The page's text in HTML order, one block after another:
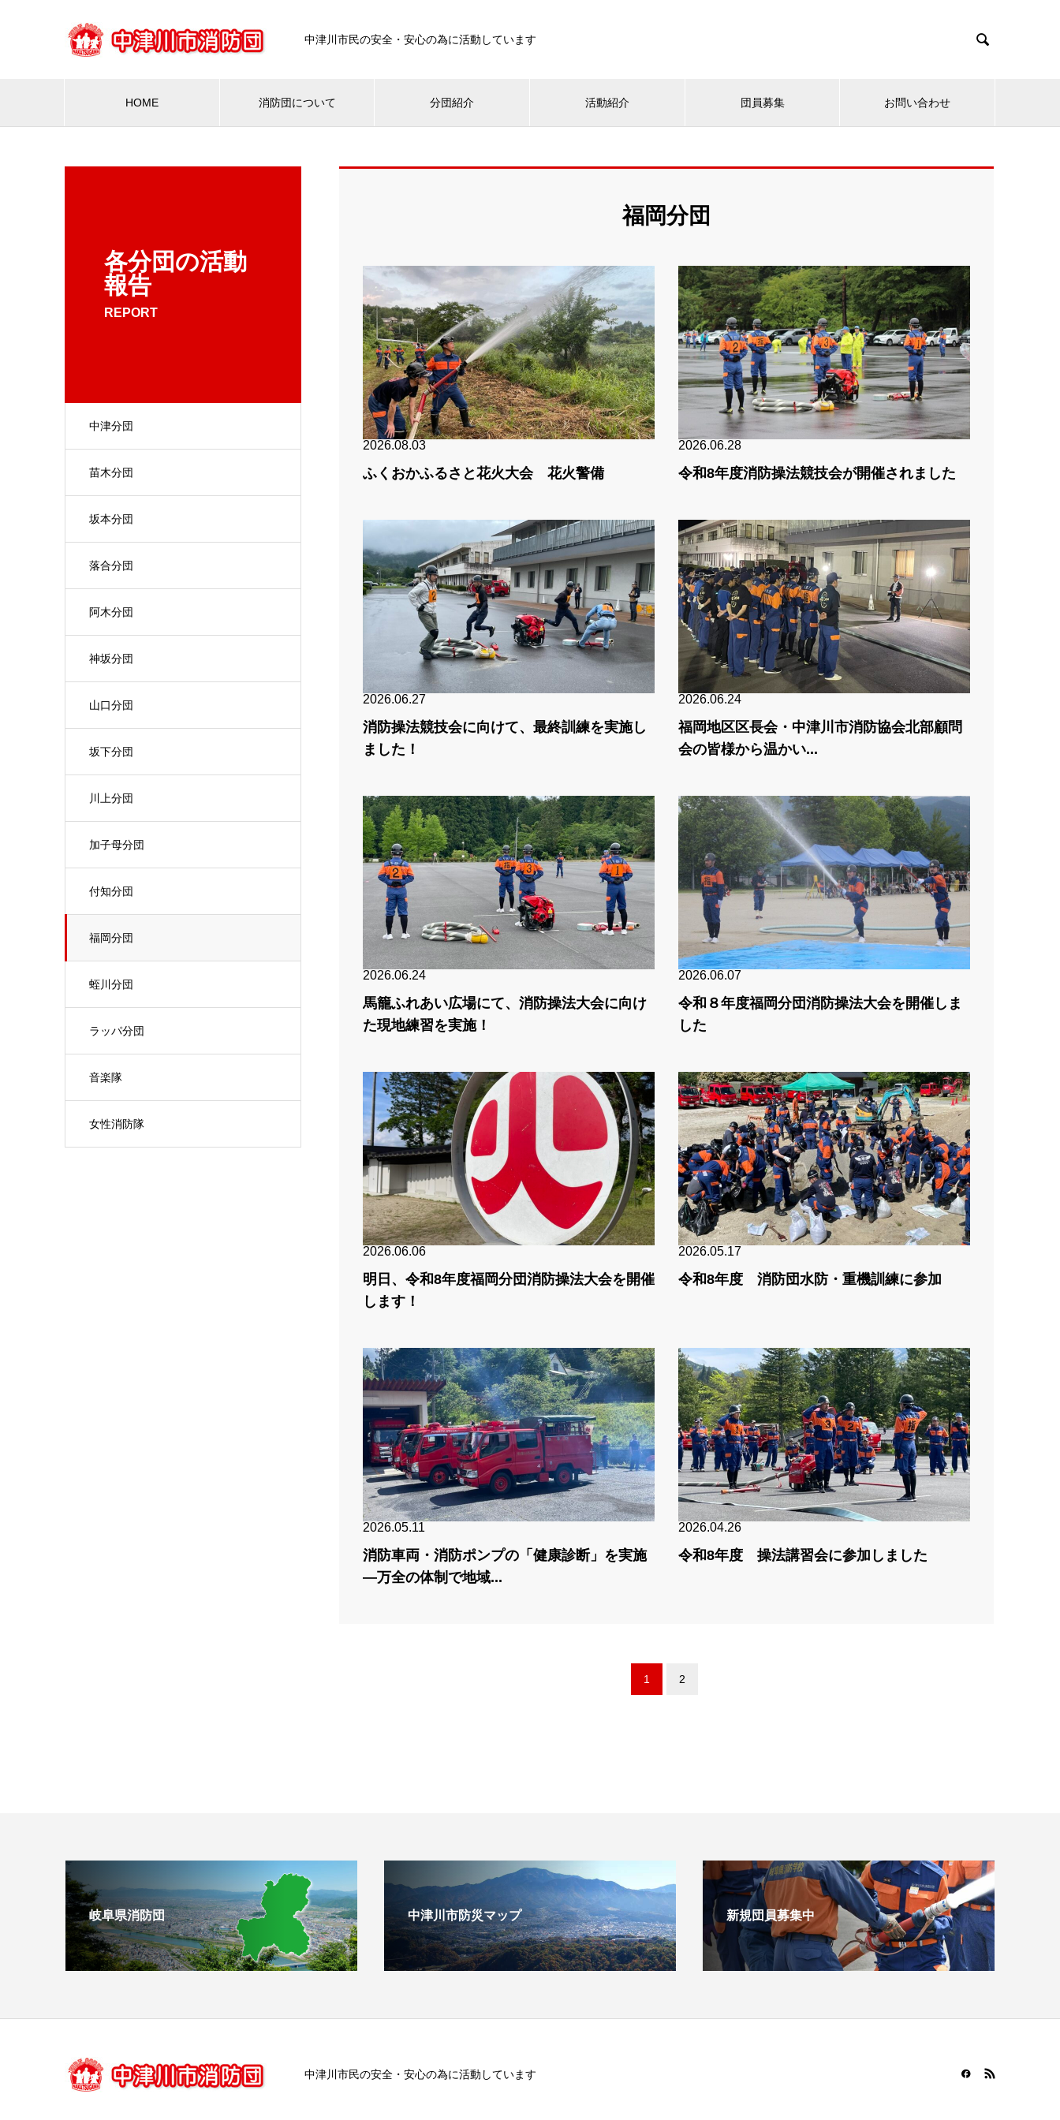
中津川市民の安全・安心の為に活動しています 
HOME 消防団について 分団紹介 活動紹介 団員募集 お問い合わせ
各分団の活動
報告
REPORT
中津分団
苗木分団
坂本分団
落合分団
阿木分団
神坂分団
山口分団
坂下分団
川上分団
加子母分団
付知分団
福岡分団
蛭川分団
ラッパ分団
音楽隊
女性消防隊
福岡分団
2026.08.03
ふくおかふるさと花火大会 花火警備
2026.06.28
令和8年度消防操法競技会が開催されました
2026.06.27
消防操法競技会に向けて、最終訓練を実施し
ました！
2026.06.24
福岡地区区長会・中津川市消防協会北部顧問
会の皆様から温かい...
2026.06.24
馬籠ふれあい広場にて、消防操法大会に向け
た現地練習を実施！
2026.06.07
令和８年度福岡分団消防操法大会を開催しま
した
2026.06.06
明日、令和8年度福岡分団消防操法大会を開催
します！
2026.05.17
令和8年度 消防団水防・重機訓練に参加
2026.05.11
消防車両・消防ポンプの「健康診断」を実施
—万全の体制で地域...
2026.04.26
令和8年度 操法講習会に参加しました
1 2
岐阜県消防団 中津川市防災マップ 新規団員募集中
中津川市民の安全・安心の為に活動しています